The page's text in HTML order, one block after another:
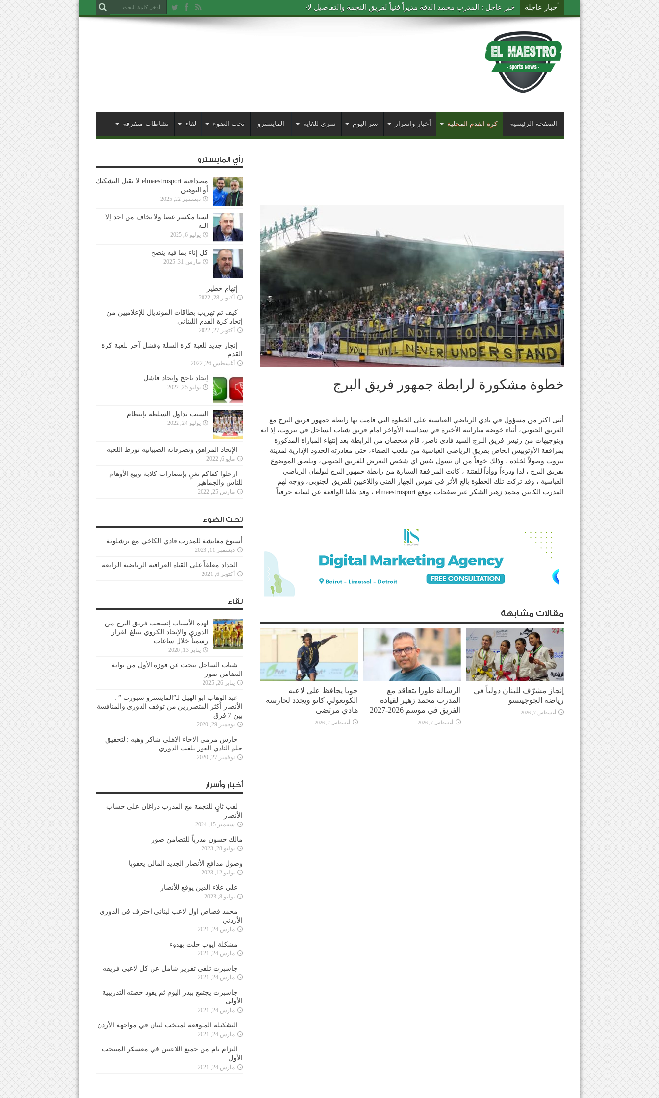
أخبار عاجلة خبر عاجل : المدرب محمد الدقة مديراً فنياً لفريق النجمة والتفاصيل لاحقاً
الصفحة الرئيسية كرة القدم المحلية أخبار واسرار سر اليوم سري للغاية المايسترو تحت الضوء لقاء نشاطات متفرقة
خطوة مشكورة لرابطة جمهور فريق البرج
أثنى اكثر من مسؤول في نادي الرياضي العباسية على الخطوة التي قامت بها رابطة جمهور فريق البرج مع
الفريق الجنوبي، أثناء خوضه مباراتيه الأخيرة في سداسية الأواخر امام فريق شباب الساحل في بيروت، إذ انه
وبتوجيهات من رئيس فريق البرج السيد فادي ناصر، قام شخصان من الرابطة بعد إنتهاء المباراة المذكورة
بمرافقة الأوتوبيس الخاص بفريق الرياضي العباسية من ملعب الصفاء، حتى مغادرته الحدود الإدارية لمدينة
بيروت وصولاً لخلدة ، وذلك خوفاً من ان تسول نفس اي شخص التعرض للفريق الجنوبي، ويلصق الموضوع
بفريق البرج ، لذا ودرءاً ووأداً للفتنة ، كانت المرافقة السيارة من رابطة جمهور البرج لبولمان الرياضي
العباسية ، وقد تركت تلك الخطوة بالغ الأثر في نفوس الجهاز الفني واللاعبين للفريق الجنوبي، ووجه لهم
المدرب الكابتن محمد زهير الشكر عبر صفحات موقع elmaestrosport ، وقد نقلنا الواقعة عن لسانه حرفياً.
مقالات مشابهة
إنجاز مشرّف للبنان دولياً في
رياضة الجوجيتسو
أغسطس 7, 2026
الرسالة طورا يتعاقد مع
المدرب محمد زهير لقيادة
الفريق في موسم 2026-2027
أغسطس 7, 2026
جويا يحافظ على لاعبه
الكونغولي كانو ويجدد لحارسه
هادي مرتضى
أغسطس 7, 2026
رأي المايسترو
مصداقية elmaestrosport لا تقبل التشكيك
أو التوهين
ديسمبر 22, 2025
لسنا مكسر عصا ولا نخاف من احد إلا
الله
يوليو 6, 2025
كل إناء بما فيه ينضح
مارس 31, 2025
إتهام خطير
أكتوبر 28, 2022
كيف تم تهريب بطاقات المونديال للإعلاميين من
إتحاد كرة القدم اللبناني
أكتوبر 27, 2022
إنجاز جديد للعبة كرة السلة وفشل آخر للعبة كرة
القدم
أغسطس 26, 2022
إتحاد ناجح وإتحاد فاشل
يوليو 25, 2022
السبب تداول السلطة بإنتظام
يوليو 24, 2022
الإتحاد المراهق وتصرفاته الصبيانية تورط اللعبة
مايو 6, 2022
ارحلوا كفاكم تغنٍ بإنتصارات كاذبة وبيع الأوهام
للناس والجماهير
مارس 25, 2022
تحت الضوء
أسبوع معايشة للمدرب فادي الكاخي مع برشلونة
ديسمبر 11, 2023
الحداد معلقاً على القناة العراقية الرياضية الرابعة
أكتوبر 6, 2021
لقاء
لهذه الأسباب إنسحب فريق البرج من
الدوري والإتحاد الكروي يتبلغ القرار
رسمياً خلال ساعات
يناير 13, 2026
شباب الساحل يبحث عن فوزه الأول من بوابة
التضامن صور
يناير 26, 2025
عبد الوهاب ابو الهيل لـ”المايسترو سبورت ” :
الأنصار أكثر المتضررين من توقف الدوري والمنافسة
بين 7 فرق
نوفمبر 29, 2020
حارس مرمى الاخاء الاهلي شاكر وهبه : لتحقيق
حلم النادي الفوز بلقب الدوري
نوفمبر 27, 2020
أخبار وأسرار
لقب ثانٍ للنجمة مع المدرب دراغان على حساب
الأنصار
سبتمبر 15, 2024
مالك حسون مدرباً للتضامن صور
يوليو 28, 2023
وصول مدافع الأنصار الجديد المالي يعقوبا
يوليو 12, 2023
علي علاء الدين يوقع للأنصار
يوليو 8, 2023
محمد قصاص اول لاعب لبناني احترف في الدوري
الأردني
مارس 24, 2021
مشكلة ايوب حلت بهدوء
مارس 24, 2021
جاسبرت تلقى تقرير شامل عن كل لاعبي فريقه
مارس 24, 2021
جاسبرت يجتمع ببدر اليوم ثم يقود حصته التدريبية
الأولى
مارس 24, 2021
التشكيلة المتوقعة لمنتخب لبنان في مواجهة الأردن
مارس 24, 2021
التزام تام من جميع اللاعبين في معسكر المنتخب
الأول
مارس 24, 2021